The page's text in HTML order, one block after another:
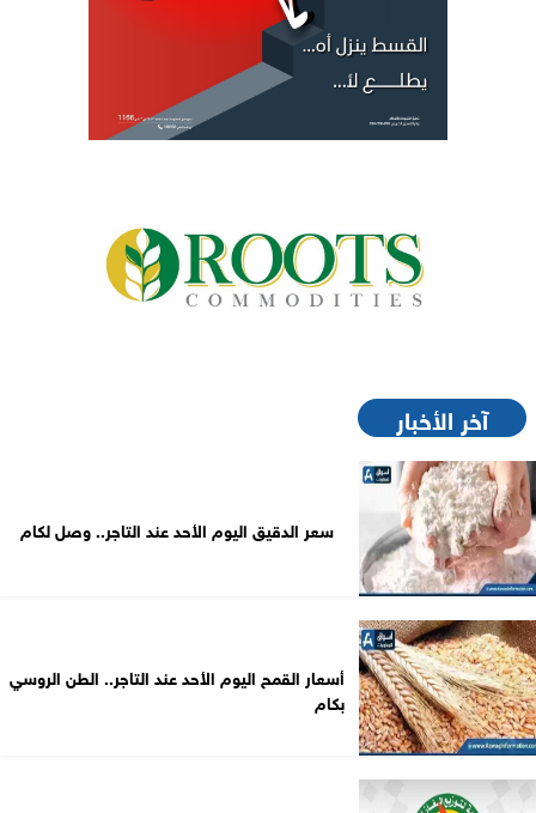
آخر الأخبار
سعر الدقيق اليوم الأحد عند التاجر.. وصل لكام
أسعار القمح اليوم الأحد عند التاجر.. الطن الروسي
بكام